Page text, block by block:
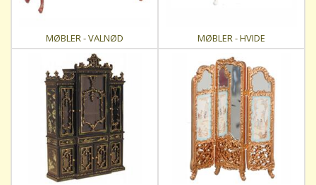
MØBLER - VALNØD MØBLER - HVIDE